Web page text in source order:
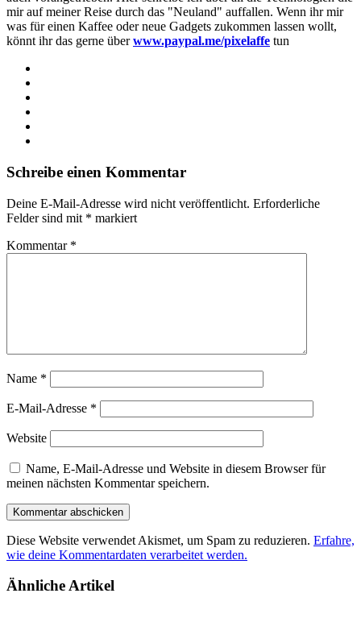
mir auf meiner Reise durch das "Neuland" auffallen. Wenn ihr mir
was für einen Kaffee oder neue Gadgets zukommen lassen wollt,
könnt ihr das gerne überwww.paypal.me/pixelaffe tun
Schreibe einen Kommentar
Deine E-Mail-Adresse wird nicht veröffentlicht. Erforderliche
Felder sind mit * markiert
Kommentar *
Name *
E-Mail-Adresse *
Website
Name, E-Mail-Adresse und Website in diesem Browser für
meinen nächsten Kommentar speichern.
Diese Website verwendet Akismet, um Spam zu reduzieren. Erfahre,
wie deine Kommentardaten verarbeitet werden.
Ähnliche Artikel